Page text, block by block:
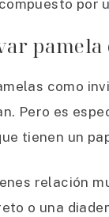
por
pamela
como
Pero es
tienen un
relación
o una